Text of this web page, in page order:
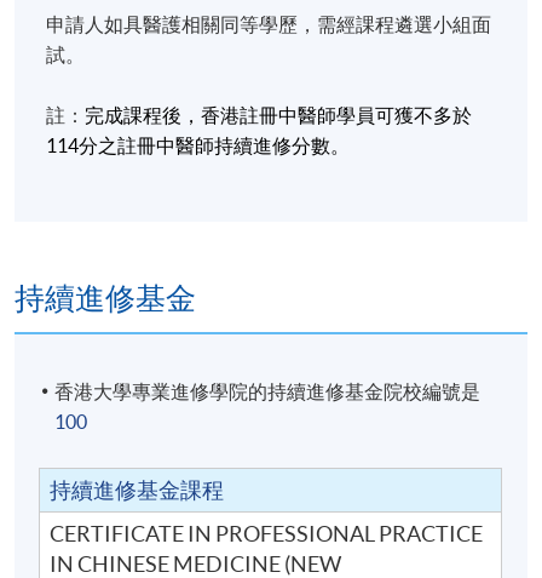
申請人如具醫護相關同等學歷，需經課程遴選小組面
試。
註： 完成課程後，香港註冊中醫師學員可獲不多於
114分之註冊中醫師持續進修分數。
持續進修基金
香港大學專業進修學院的持續進修基金院校編號是
100
持續進修基金課程
CERTIFICATE IN PROFESSIONAL PRACTICE
IN CHINESE MEDICINE (NEW